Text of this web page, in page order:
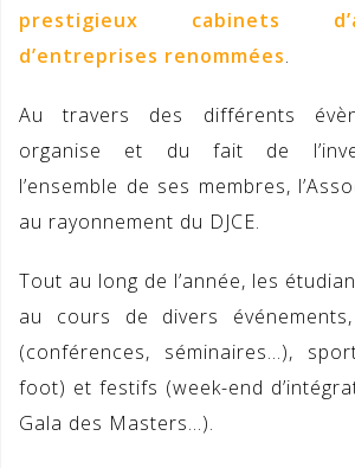
prestigieux cabinets
d’entreprises renommées.
Au travers des différents
organise et du fait de
l’ensemble de ses membres,
au rayonnement du DJCE.
Tout au long de l’année, les
au cours de divers
(conférences, séminaires…),
foot) et festifs (week-end
Gala des Masters…).